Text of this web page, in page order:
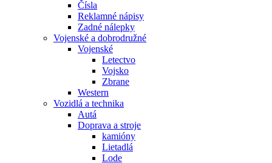
Čísla
Reklamné nápisy
Zadné nálepky
Vojenské a dobrodružné
Vojenské
Letectvo
Vojsko
Zbrane
Western
Vozidlá a technika
Autá
Doprava a stroje
kamióny
Lietadlá
Lode